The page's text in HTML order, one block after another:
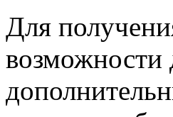
Для
возможности